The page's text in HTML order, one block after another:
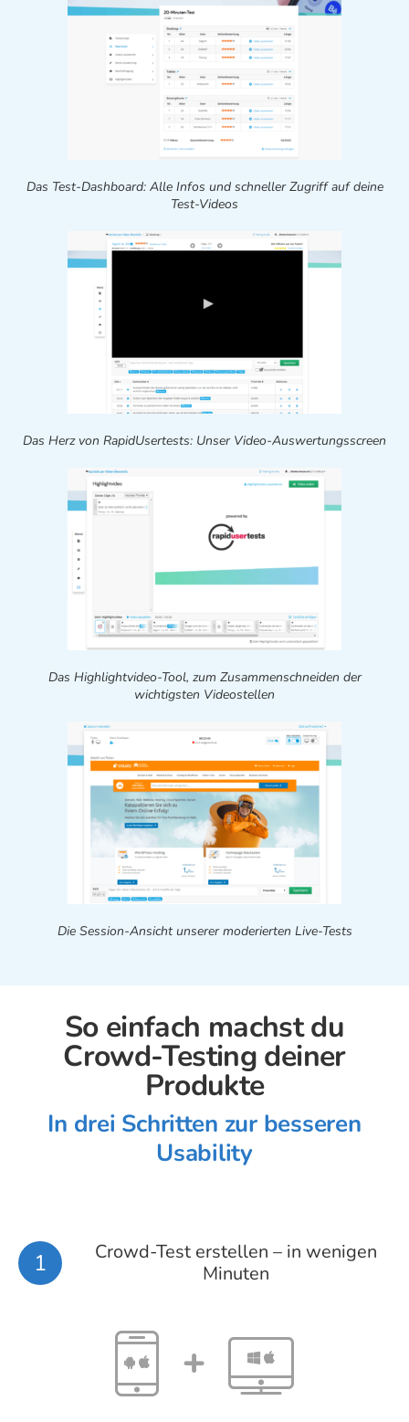
Das Test-Dashboard: Alle Infos und schneller Zugriff auf deine
Test-Videos
Das Herz von RapidUsertests: Unser Video-Auswertungsscreen
Das Highlightvideo-Tool, zum Zusammenschneiden der
wichtigsten Videostellen
Die Session-Ansicht unserer moderierten Live-Tests
So einfach machst du
Crowd-Testing deiner
Produkte
In drei Schritten zur besseren
Usability
1
Crowd-Test erstellen – in wenigen
Minuten